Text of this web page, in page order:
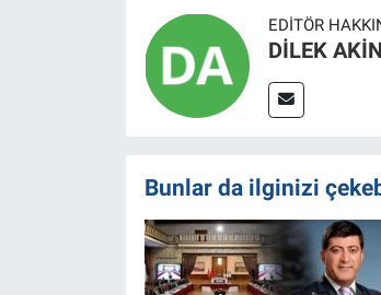
EDITÖR
DİLEK AKİN
Bunlar da ilginizi